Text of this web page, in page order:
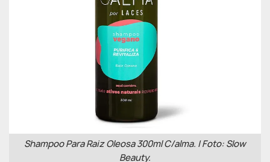
Shampoo Para Raiz Oleosa 300ml C/alma. | Foto: Slow
Beauty.